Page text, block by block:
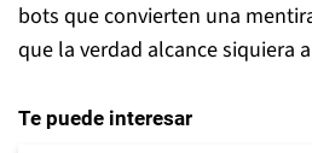
bots que convierten una
que la verdad alcance siquiera
Te puede interesar